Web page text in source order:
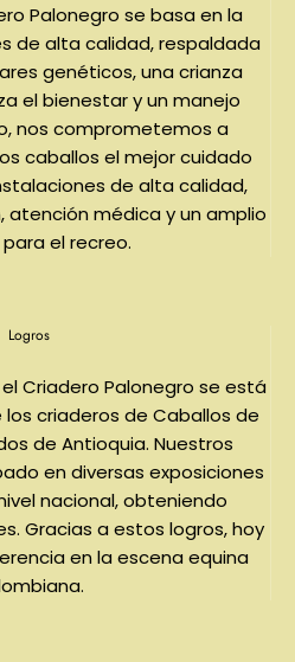
Palonegro se basa en la
de alta calidad, respaldada
genéticos, una crianza
el bienestar y un manejo
nos comprometemos a
caballos el mejor cuidado
de alta calidad,
médica y un amplio
el recreo.
Logros
Criadero Palonegro se está
criaderos de Caballos de
de Antioquia. Nuestros
en diversas exposiciones
nacional, obteniendo
Gracias a estos logros, hoy
en la escena equina